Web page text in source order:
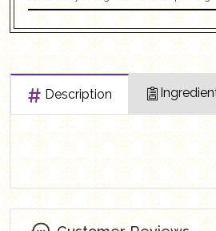
Description